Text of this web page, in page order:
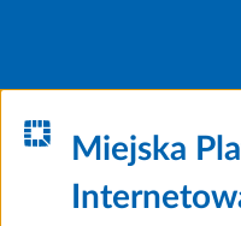
Miejska